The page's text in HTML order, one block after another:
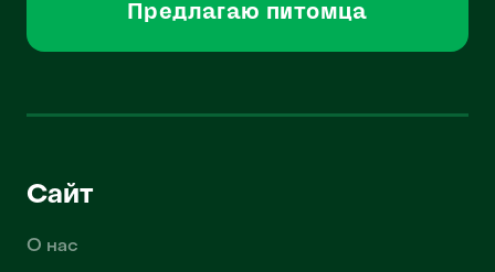
Предлагаю питомца
Сайт
О нас